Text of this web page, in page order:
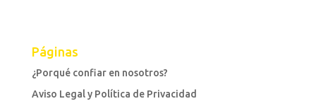
Páginas
¿Porqué confiar en nosotros?
Aviso Legal y Política de Privacidad